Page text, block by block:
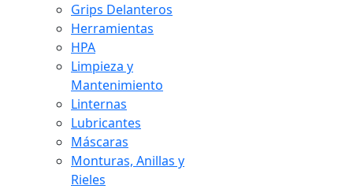
Grips Delanteros
Herramientas
HPA
Limpieza y
Mantenimiento
Linternas
Lubricantes
Máscaras
Monturas, Anillas y
Rieles